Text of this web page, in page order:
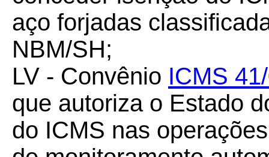
aço forjadas
NBM/SH;
LV - Convênio ICMS
que autoriza o Estado
do ICMS nas